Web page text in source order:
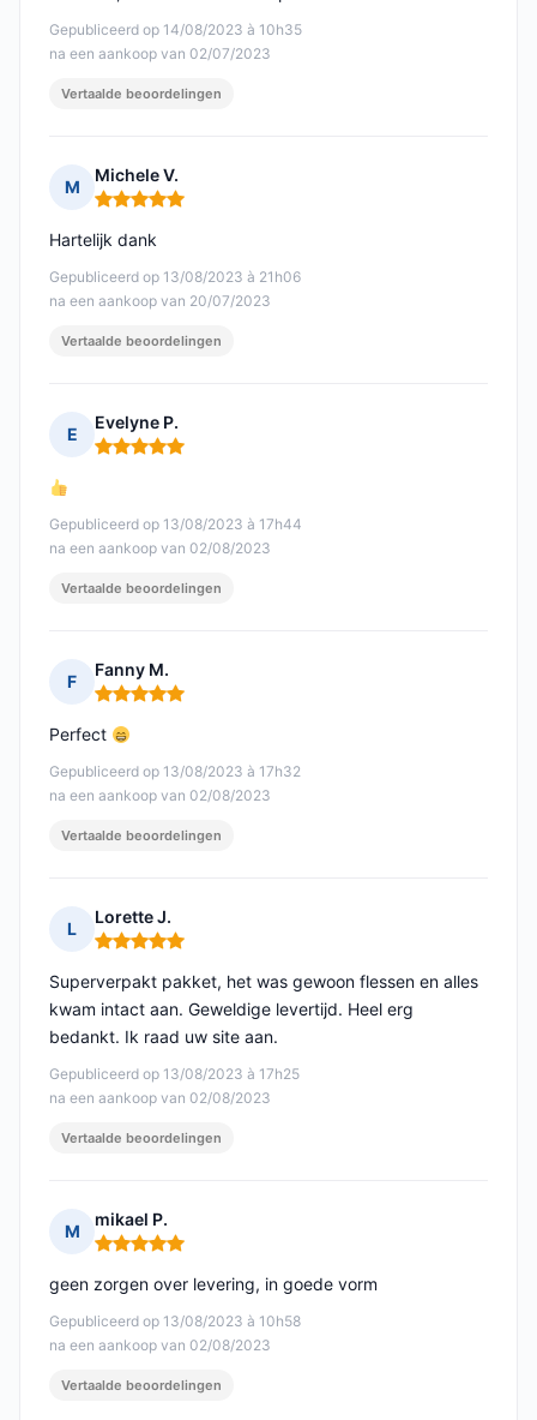
Gepubliceerd op 14/08/2023 à 10h35
na een aankoop van 02/07/2023
Vertaalde beoordelingen
M
Michele V.
Opmerking: 5 van 5
Gepubliceerd op 13/08/2023 à 21h06
na een aankoop van 20/07/2023
Hartelijk dank
Vertaalde beoordelingen
E
Evelyne P.
Opmerking: 5 van 5
Gepubliceerd op 13/08/2023 à 17h44
na een aankoop van 02/08/2023
Vertaalde beoordelingen
F
Fanny M.
Opmerking: 5 van 5
Gepubliceerd op 13/08/2023 à 17h32
na een aankoop van 02/08/2023
Perfect
Vertaalde beoordelingen
L
Lorette J.
Opmerking: 5 van 5
Gepubliceerd op 13/08/2023 à 17h25
na een aankoop van 02/08/2023
Superverpakt pakket, het was gewoon flessen en alles
kwam intact aan. Geweldige levertijd. Heel erg
bedankt. Ik raad uw site aan.
Vertaalde beoordelingen
M
mikael P.
Opmerking: 5 van 5
Gepubliceerd op 13/08/2023 à 10h58
na een aankoop van 02/08/2023
geen zorgen over levering, in goede vorm
Vertaalde beoordelingen